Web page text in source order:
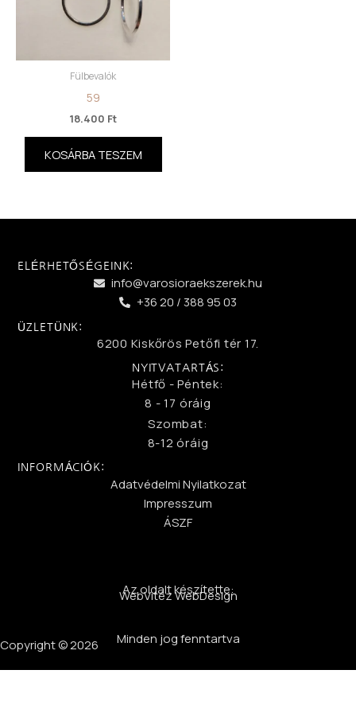
Fülbevalók
59
18.400 Ft
KOSÁRBA TESZEM
ELÉRHETŐSÉGEINK:
info@varosioraekszerek.hu
+36 20 / 388 95 03
ÜZLETÜNK:
6200 Kiskőrös Petőfi tér 17.
NYITVATARTÁS:
Hétfő - Péntek:
8 - 17 óráig
Szombat:
8-12 óráig
INFORMÁCIÓK:
Adatvédelmi Nyilatkozat
Impresszum
ÁSZF
Az oldalt készítette:
WebVitéz WebDesign
Minden jog fenntartva
Copyright © 2026